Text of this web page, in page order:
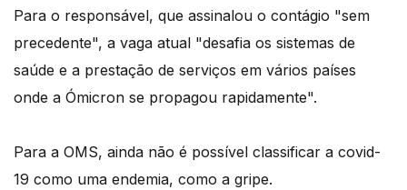
Para o responsável, que assinalou o contágio "sem
precedente", a vaga atual "desafia os sistemas de
saúde e a prestação de serviços em vários países
onde a Ómicron se propagou rapidamente".
Para a OMS, ainda não é possível classificar a covid-
19 como uma endemia, como a gripe.